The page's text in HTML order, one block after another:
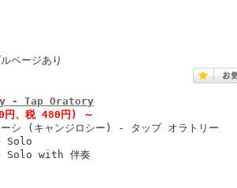
ページあり
- Tap Oratory
、税 480円)
～
ーシ (キャンジロシー) - タップ オラトリー
Solo
Solo with 伴奏